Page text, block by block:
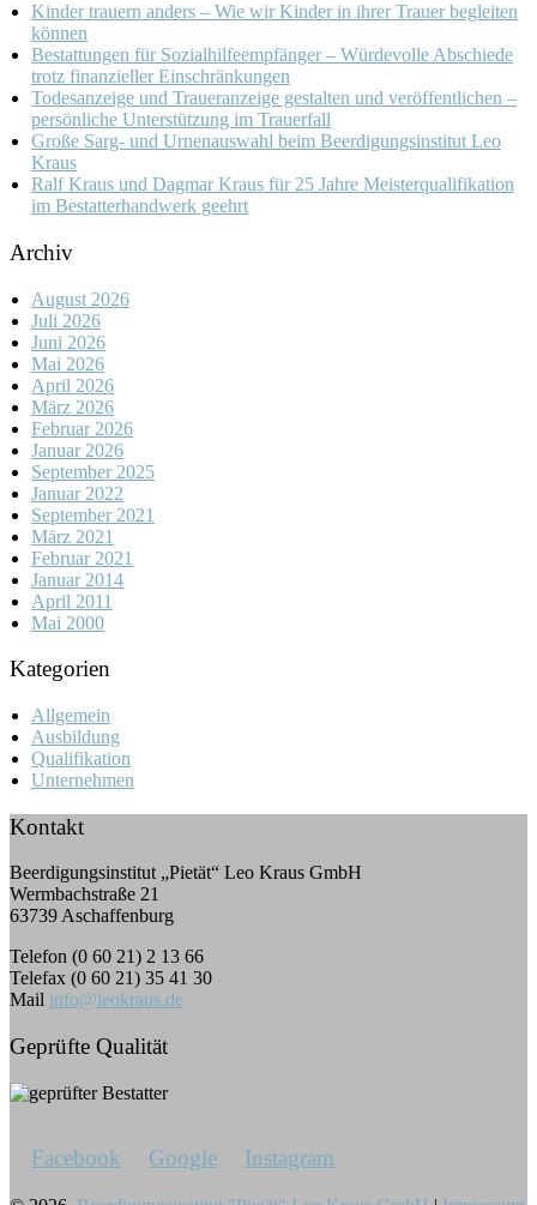
Kinder trauern anders – Wie wir Kinder in ihrer Trauer begleiten
können
Bestattungen für Sozialhilfeempfänger – Würdevolle Abschiede
trotz finanzieller Einschränkungen
Todesanzeige und Traueranzeige gestalten und veröffentlichen –
persönliche Unterstützung im Trauerfall
Große Sarg- und Urnenauswahl beim Beerdigungsinstitut Leo
Kraus
Ralf Kraus und Dagmar Kraus für 25 Jahre Meisterqualifikation
im Bestatterhandwerk geehrt
Archiv
August 2026
Juli 2026
Juni 2026
Mai 2026
April 2026
März 2026
Februar 2026
Januar 2026
September 2025
Januar 2022
September 2021
März 2021
Februar 2021
Januar 2014
April 2011
Mai 2000
Kategorien
Allgemein
Ausbildung
Qualifikation
Unternehmen
Kontakt
Beerdigungsinstitut „Pietät“ Leo Kraus GmbH
Wermbachstraße 21
63739 Aschaffenburg
Telefon (0 60 21) 2 13 66
Telefax (0 60 21) 35 41 30
Mail info@leokraus.de
Geprüfte Qualität
Facebook Google Instagram